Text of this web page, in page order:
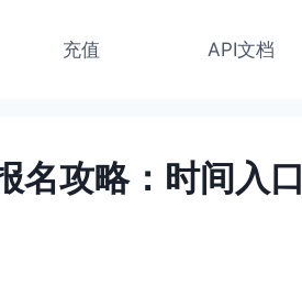
充值 API文档
攻略：时间入口